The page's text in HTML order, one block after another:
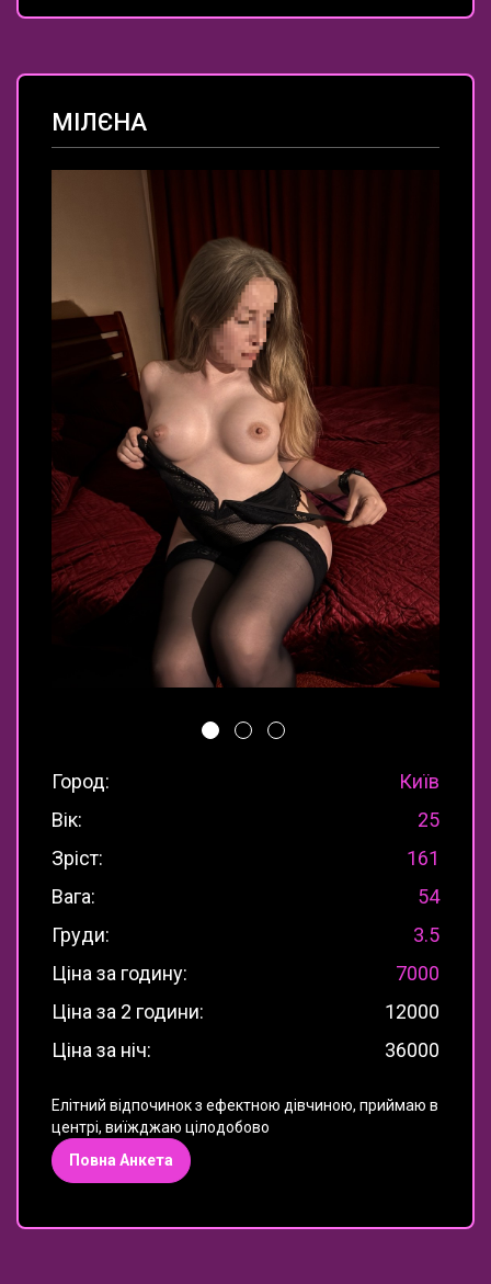
МІЛЄНА
Город:
Київ
Вік:
25
Зріст:
161
Вага:
54
Груди:
3.5
Ціна за годину:
7000
Ціна за 2 години:
12000
Ціна за ніч:
36000
Елітний відпочинок з ефектною дівчиною, приймаю в
центрі, виїжджаю цілодобово
Повна Анкета